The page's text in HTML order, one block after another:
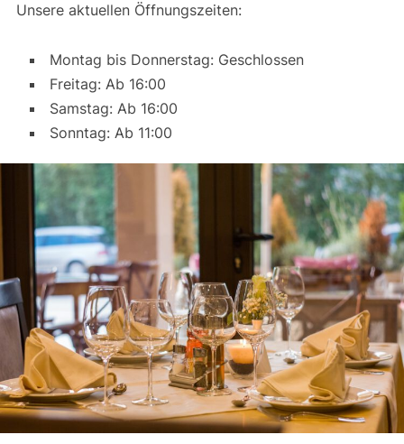
Unsere aktuellen Öffnungszeiten:
Montag bis Donnerstag: Geschlossen
Freitag: Ab 16:00
Samstag: Ab 16:00
Sonntag: Ab 11:00